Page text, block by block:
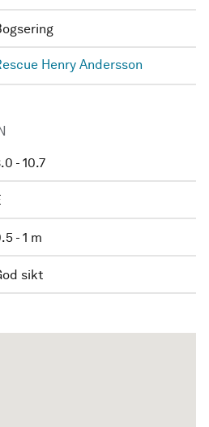
Henry Andersson
- 10.7
- 1 m
sikt